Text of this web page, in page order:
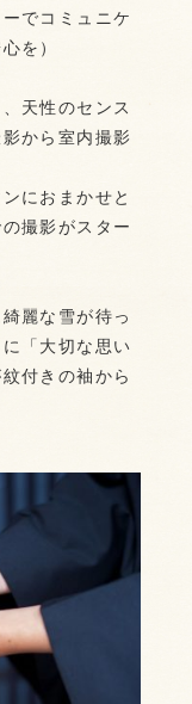
でコミュニケ
を）
天性のセンス
から室内撮影
におまかせと
撮影がスター
麗な雪が待っ
「大切な思い
付きの袖から